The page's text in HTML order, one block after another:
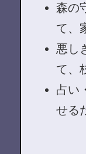
森の
て、
悪し
て、
占い
せる